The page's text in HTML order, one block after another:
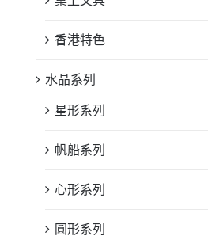
香港特色
水晶系列
星形系列
帆船系列
心形系列
圓形系列